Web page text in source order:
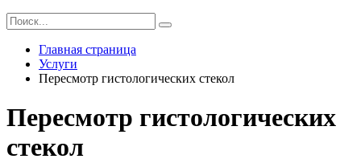
Главная страница
Услуги
Пересмотр гистологических стекол
Пересмотр гистологических
стекол